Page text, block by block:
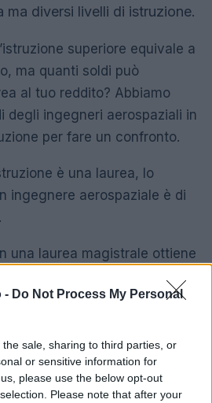
- Do Not Process My Personal
sale, sharing to third parties, or
or sensitive information for
please use the below opt-out
Please note that after your
ma diversi livelli di istruzione.
superiore equivale a
ma quanti soldi può
al tuo reddito? Abbiamo
degli ingegneri aerospaziali in
per fare un confronto.
è una laurea, lo
ingegnere aerospaziale è di
una laurea magistrale ottiene
laurea.
per livello di
Arabi Uniti